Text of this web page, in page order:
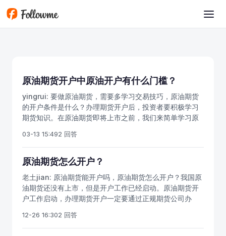
跳转到主要内容
原油期货开户中原油开户有什么门槛？
yingrui: 要做原油期货，需要多学习交易技巧，原油期货
的开户条件是什么？办理期货开户后，投资者要积极学习
期货知识。在原油期货即将上市之前，我们来简单学习原
油的投资前景日益凸显。现货原油无疑是国内原油期货开
户条件正式上市前，最好的石油投资了。北京石油交易所
现货原油T+0，双向交易的交易规则。但随着很明显我们
出的上期所原油期货，证监会直管，其他原油地方交易所
基本上都是不合法机构。目前原油期货快要上市了，可以
提前开商品户，先交易燃料油期货，石油沥青期货，黄金
期货等品种，等原油期货上市后可以直接参与。有的投资
03-13 15:492 回答
原油期货怎么开户？
老土jian: 原油期货能开户吗，原油期货怎么开户？我国原
油期货还没有上市，但是开户工作已经启动。原油期货开
户工作启动，办理期货开户一定要通过正规期货公司办
续。中国原油期货上市时间还没有确定，只有上期所的原
油期货才是正规交易，由证监会直接监管。即将上市的原
12-26 16:302 回答